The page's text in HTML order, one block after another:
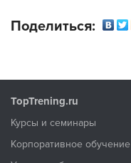
Поделиться:
TopTrening.ru
Курсы и семинары
Корпоративное обучение